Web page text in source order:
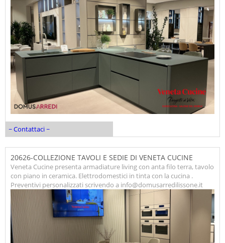
~ Contattaci ~
20626-COLLEZIONE TAVOLI E SEDIE DI VENETA CUCINE
Veneta Cucine presenta armadiature living con anta filo terra, tavolo
con piano in ceramica. Elettrodomestici in tinta con la cucina .
Preventivi personalizzati scrivendo a info@domusarredilissone.it